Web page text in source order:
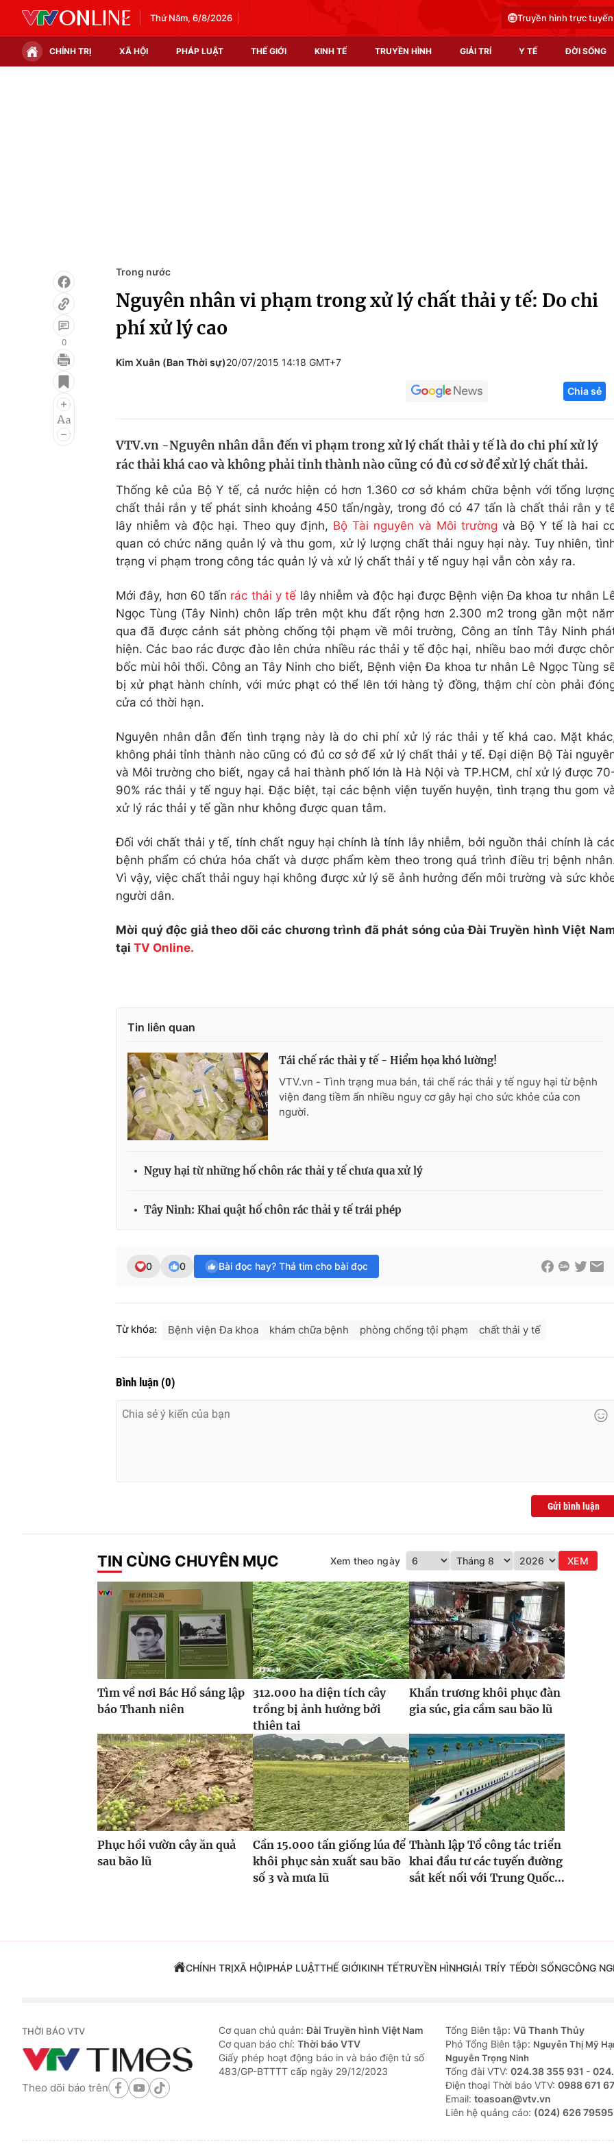
Thứ Năm, 6/8/2026 Truyền hình trực tuyến
CHÍNH TRỊ XÃ HỘI PHÁP LUẬT THẾ GIỚI KINH TẾ TRUYỀN HÌNH GIẢI TRÍ Y TẾ ĐỜI SỐNG
Infographic
Điện ảnh
Âm nhạc
Chất lượng cuộc sống
Tuyển sinh
Hitech Công
Thị trường
0
Trong nước
Nguyên nhân vi phạm trong xử lý chất thải y tế: Do chi
phí xử lý cao
​Kim Xuân (Ban Thời sự)20/07/2015 14:18 GMT+7
Chia sẻ
VTV.vn -Nguyên nhân dẫn đến vi phạm trong xử lý chất thải y tế là do chi phí xử lý
rác thải khá cao và không phải tỉnh thành nào cũng có đủ cơ sở để xử lý chất thải.
Thống kê của Bộ Y tế, cả nước hiện có hơn 1.360 cơ sở khám chữa bệnh với tổng
chất thải rắn y tế phát sinh khoảng 450 tấn/ngày, trong đó có 47 tấn là chất thải rắn y
lây nhiễm và độc hại. Theo quy định, Bộ Tài nguyên và Môi trường và Bộ Y tế là hai
quan có chức năng quản lý và thu gom, xử lý lượng chất thải nguy hại này. Tuy nhiên,
trạng vi phạm trong công tác quản lý và xử lý chất thải y tế nguy hại vẫn còn xảy ra.
Mới đây, hơn 60 tấn rác thải y tế lây nhiễm và độc hại được Bệnh viện Đa khoa tư nhân
Ngọc Tùng (Tây Ninh) chôn lấp trên một khu đất rộng hơn 2.300 m2 trong gần một
qua đã được cảnh sát phòng chống tội phạm về môi trường, Công an tỉnh Tây Ninh
hiện. Các bao rác được đào lên chứa nhiều rác thải y tế độc hại, nhiều bao mới được
bốc mùi hôi thối. Công an Tây Ninh cho biết, Bệnh viện Đa khoa tư nhân Lê Ngọc Tùng
bị xử phạt hành chính, với mức phạt có thể lên tới hàng tỷ đồng, thậm chí còn phải
cửa có thời hạn.
Nguyên nhân dẫn đến tình trạng này là do chi phí xử lý rác thải y tế khá cao. Mặt
không phải tỉnh thành nào cũng có đủ cơ sở để xử lý chất thải y tế. Đại diện Bộ Tài
và Môi trường cho biết, ngay cả hai thành phố lớn là Hà Nội và TP.HCM, chỉ xử lý được
90% rác thải y tế nguy hại. Đặc biệt, tại các bệnh viện tuyến huyện, tình trạng thu gom
xử lý rác thải y tế gần như không được quan tâm.
Đối với chất thải y tế, tính chất nguy hại chính là tính lây nhiễm, bởi nguồn thải chính là
bệnh phẩm có chứa hóa chất và dược phẩm kèm theo trong quá trình điều trị bệnh
Vì vậy, việc chất thải nguy hại không được xử lý sẽ ảnh hưởng đến môi trường và sức
người dân.
Mời quý độc giả theo dõi các chương trình đã phát sóng của Đài Truyền hình Việt
tại TV Online.
Tin liên quan
Tái chế rác thải y tế - Hiểm họa khó lường!
VTV.vn - Tình trạng mua bán, tái chế rác thải y tế nguy hại từ bệnh
viện đang tiềm ẩn nhiều nguy cơ gây hại cho sức khỏe của con
người.
Nguy hại từ những hố chôn rác thải y tế chưa qua xử lý
Tây Ninh: Khai quật hố chôn rác thải y tế trái phép
0 0 Bài đọc hay? Thả tim cho bài đọc
Từ khóa: Bệnh viện Đa khoa khám chữa bệnh phòng chống tội phạm chất thải y tế
Bình luận (0)
Gửi bình luận
TIN CÙNG CHUYÊN MỤC Xem theo ngày XEM
Tìm về nơi Bác Hồ sáng lập
báo Thanh niên
312.000 ha diện tích cây
trồng bị ảnh hưởng bởi
thiên tai
Khẩn trương khôi phục đàn
gia súc, gia cầm sau bão lũ
Phục hồi vườn cây ăn quả
sau bão lũ
Cần 15.000 tấn giống lúa để
khôi phục sản xuất sau bão
số 3 và mưa lũ
Thành lập Tổ công tác triển
khai đầu tư các tuyến đường
sắt kết nối với Trung Quốc...
CHÍNH TRỊXÃ HỘIPHÁP LUẬTTHẾ GIỚIKINH TẾTRUYỀN HÌNHGIẢI TRÍY TẾĐỜI SỐNGCÔNG
THỜI BÁO VTV
Theo dõi báo trên
Cơ quan chủ quản:Đài Truyền hình Việt Nam
Cơ quan báo chí: Thời báo VTV
Giấy phép hoạt động báo in và báo điện tử số
483/GP-BTTTT cấp ngày 29/12/2023
Tổng Biên tập: Vũ Thanh Thủy
Phó Tổng Biên tập: Nguyễn Thị Mỹ
Nguyễn Trọng Ninh
Tổng đài VTV: 024.38 355 931 -
Ðiện thoại Thời báo VTV: 0988 671
Email: toasoan@vtv.vn
Liên hệ quảng cáo: (024) 626 79595